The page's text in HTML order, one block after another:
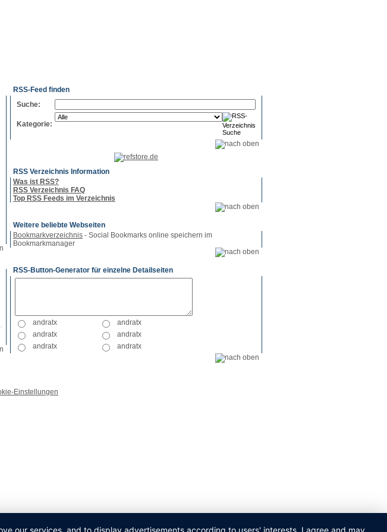
RSS-Feed finden
Suche:
Kategorie:
RSS Verzeichnis Information
Was ist RSS?
RSS Verzeichnis FAQ
Top RSS Feeds im Verzeichnis
Weitere beliebte Webseiten
Bookmarkverzeichnis - Social Bookmarks online speichern im
Bookmarkmanager
RSS-Button-Generator für einzelne Detailseiten
Einstellungen
our services, and to display advertisements according to users' interests. I agree and may